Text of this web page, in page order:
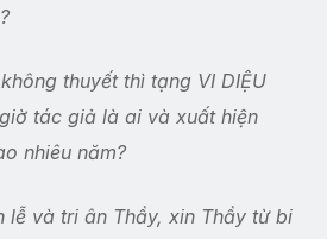
thuyết thì tạng VI DIỆU
tác giả là ai và xuất hiện
nhiêu năm?
lễ và tri ân Thầy, xin Thầy từ bi